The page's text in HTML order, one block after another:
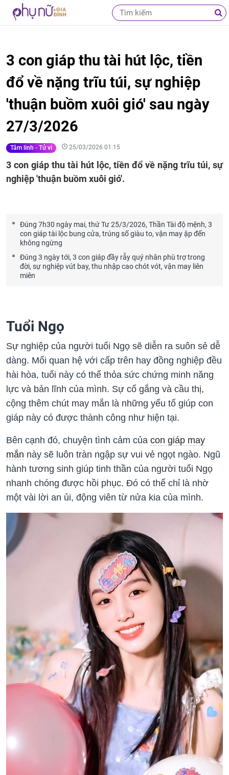
3 con giáp thu tài hút lộc, tiền
đổ về nặng trĩu túi, sự nghiệp
'thuận buồm xuôi gió' sau ngày
27/3/2026
Tâm linh - Tử vi 25/03/2026 01:15
3 con giáp thu tài hút lộc, tiền đổ về nặng trĩu túi, sự
nghiệp 'thuận buồm xuôi gió'.
Đúng 7h30 ngày mai, thứ Tư 25/3/2026, Thần Tài độ mệnh, 3
con giáp tài lộc bung cửa, trúng số giàu to, vận may ập đến
không ngừng
Đúng 3 ngày tới, 3 con giáp đầy rẫy quý nhân phù trợ trong
đời, sự nghiệp vút bay, thu nhập cao chót vót, vận may liên
miên
Tuổi Ngọ
Sự nghiệp của người tuổi Ngọ sẽ diễn ra suôn sẻ dễ
dàng. Mối quan hệ với cấp trên hay đồng nghiệp đều
hài hòa, tuổi này có thể thỏa sức chứng minh năng
lực và bản lĩnh của mình. Sự cố gắng và cầu thị,
cộng thêm chút may mắn là những yếu tố giúp con
giáp này có được thành công như hiện tại.
Bên cạnh đó, chuyện tình cảm của con giáp may
mắn này sẽ luôn tràn ngập sự vui vẻ ngọt ngào. Ngũ
hành tương sinh giúp tinh thần của người tuổi Ngọ
nhanh chóng được hồi phục. Đó có thể chỉ là nhờ
một vài lời an ủi, động viên từ nửa kia của mình.